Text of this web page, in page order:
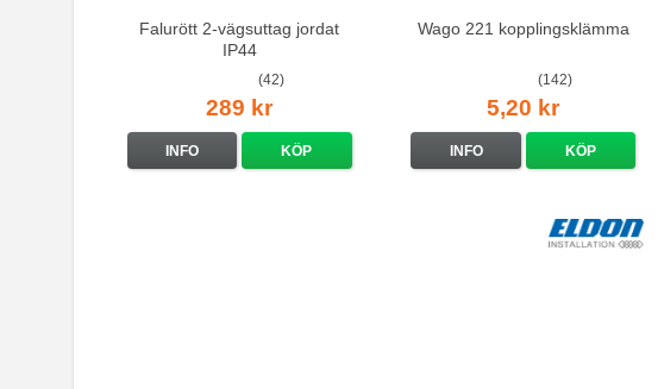
Falurött 2-vägsuttag jordat
IP44
(42)
289 kr
INFO KÖP
Wago 221 kopplingsklämma
(142)
5,20 kr
INFO KÖP